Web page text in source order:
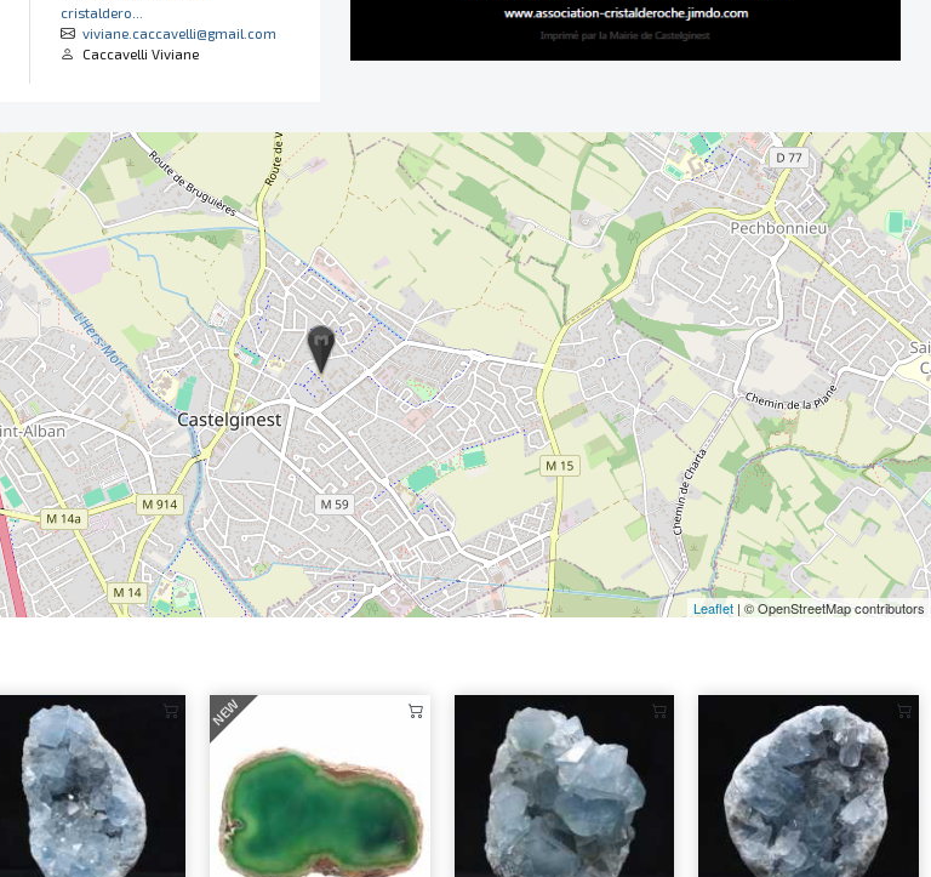
cristaldero...
viviane.caccavelli@gmail.com
Caccavelli Viviane
Leaflet | © OpenStreetMap contributors
NEW